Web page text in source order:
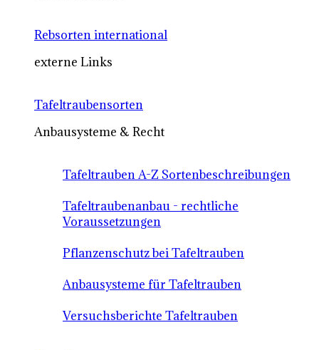
Rebsorten international
externe Links
Tafeltraubensorten
Anbausysteme & Recht
Tafeltrauben A-Z Sortenbeschreibungen
Tafeltraubenanbau - rechtliche
Voraussetzungen
Pflanzenschutz bei Tafeltrauben
Anbausysteme für Tafeltrauben
Versuchsberichte Tafeltrauben